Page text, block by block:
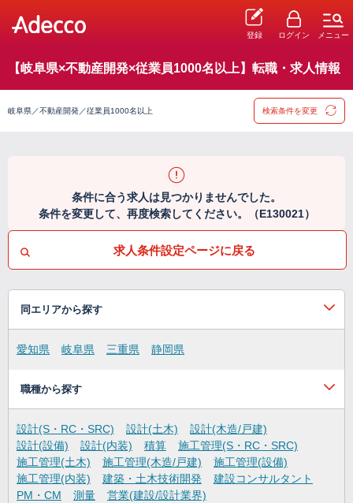
登録 ログイン メニュー
【岐阜県×不動産開発×従業員1000名以上】転職・求人情報
岐阜県／不動産開発／従業員1000名以上 検索条件を変更
条件に合う求人は見つかりませんでした。
条件を変更して、再度検索してください。（E130021）
求人条件設定ページに戻る
同エリアから探す
愛知県 岐阜県 三重県 静岡県
職種から探す
設計(S・RC・SRC) 設計(土木)
設計(木造/戸建)
設計(設備)
設計(内装) 積算
施工管理(S・RC・SRC)
施工管理(土木)
施工管理(木造/戸建)
施工管理(設備)
施工管理(内装)
建築・土木技術開発
建設コンサルタント
PM・CM
測量
営業(建設/設計業界)